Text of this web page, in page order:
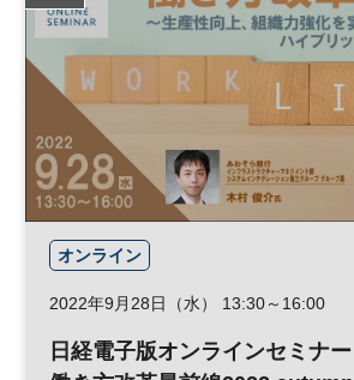
オンライン
2022年9月28日（水） 13:30～16:00
日経電子版オンラインセミナー